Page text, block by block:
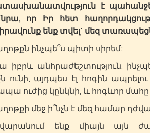
է
որ Իր հետ
ենք տվել` մեզ
ինչպե՞ս պիտի սիրեմ:
իբրև անհրաժեշտություն.
ունի, այդպես էլ հոգին
ապա ուժից կընկնի, և հոգևոր
մեջ ի՞նչն է մեզ համար
ենք միայն այն